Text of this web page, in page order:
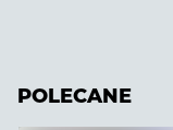
POLECANE